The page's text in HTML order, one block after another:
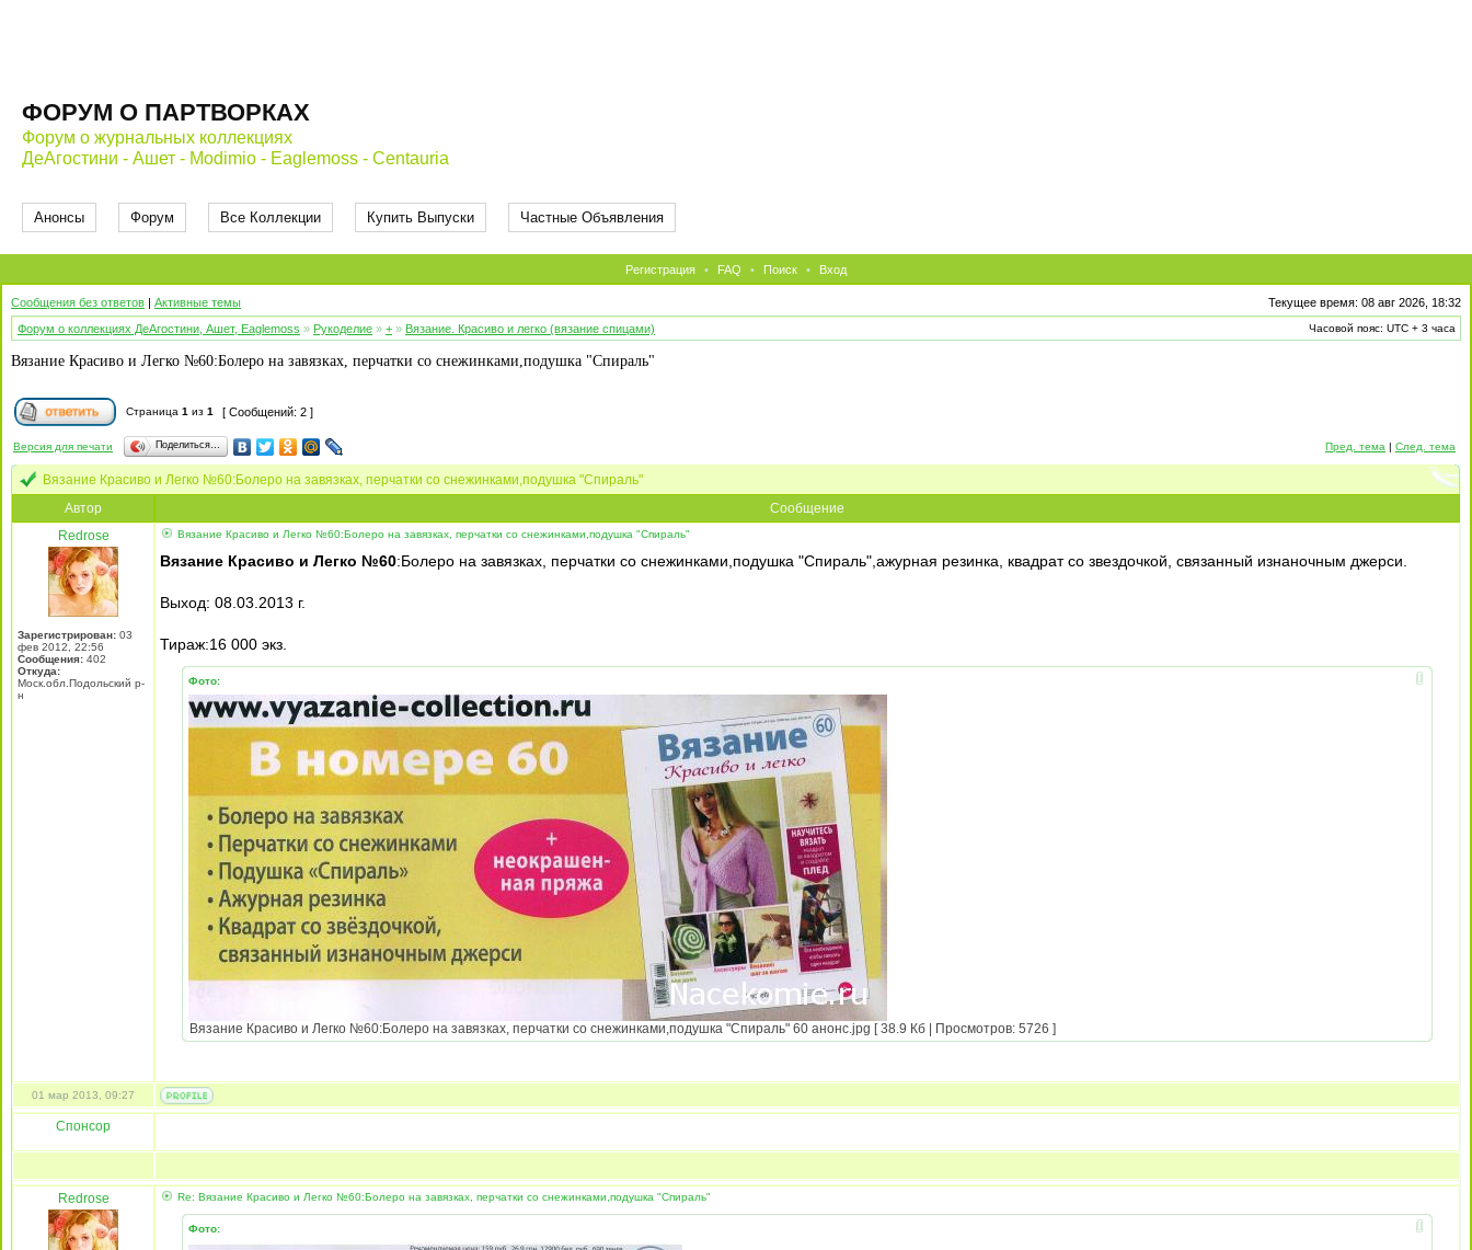
ФОРУМ О ПАРТВОРКАХ
Форум о журнальных коллекциях
ДеАгостини - Ашет - Modimio - Eaglemoss - Centauria
Анонсы Форум Все Коллекции Купить Выпуски Частные Объявления
Регистрация • FAQ • Поиск • Вход
Сообщения без ответов | Активные темы
Текущее время: 08 авг 2026, 18:32
Форум о коллекциях ДеАгостини, Ашет, Eaglemoss » Рукоделие » + » Вязание. Красиво и легко (вязание спицами) Часовой пояс: UTC + 3 часа
Вязание Красиво и Легко №60:Болеро на завязках, перчатки со снежинками,подушка "Спираль"
Страница 1 из 1 [ Сообщений: 2 ]
Версия для печати Поделиться… Пред. тема | След. тема
Вязание Красиво и Легко №60:Болеро на завязках, перчатки со снежинками,подушка "Спираль"
Автор
Сообщение
Redrose
Зарегистрирован: 03
фев 2012, 22:56
Сообщения: 402
Откуда:
Моск.обл.Подольский р-
н
Вязание Красиво и Легко №60:Болеро на завязках, перчатки со снежинками,подушка "Спираль"
Вязание Красиво и Легко №60:Болеро на завязках, перчатки со снежинками,подушка "Спираль",ажурная резинка, квадрат со звездочкой, связанный изнаночным джерси.
Выход: 08.03.2013 г.
Тираж:16 000 экз.
Фото:
Вязание Красиво и Легко №60:Болеро на завязках, перчатки со снежинками,подушка "Спираль" 60 анонс.jpg [ 38.9 Кб | Просмотров: 5726 ]
01 мар 2013, 09:27
Спонсор
Redrose Re: Вязание Красиво и Легко №60:Болеро на завязках, перчатки со снежинками,подушка "Спираль"
Фото: